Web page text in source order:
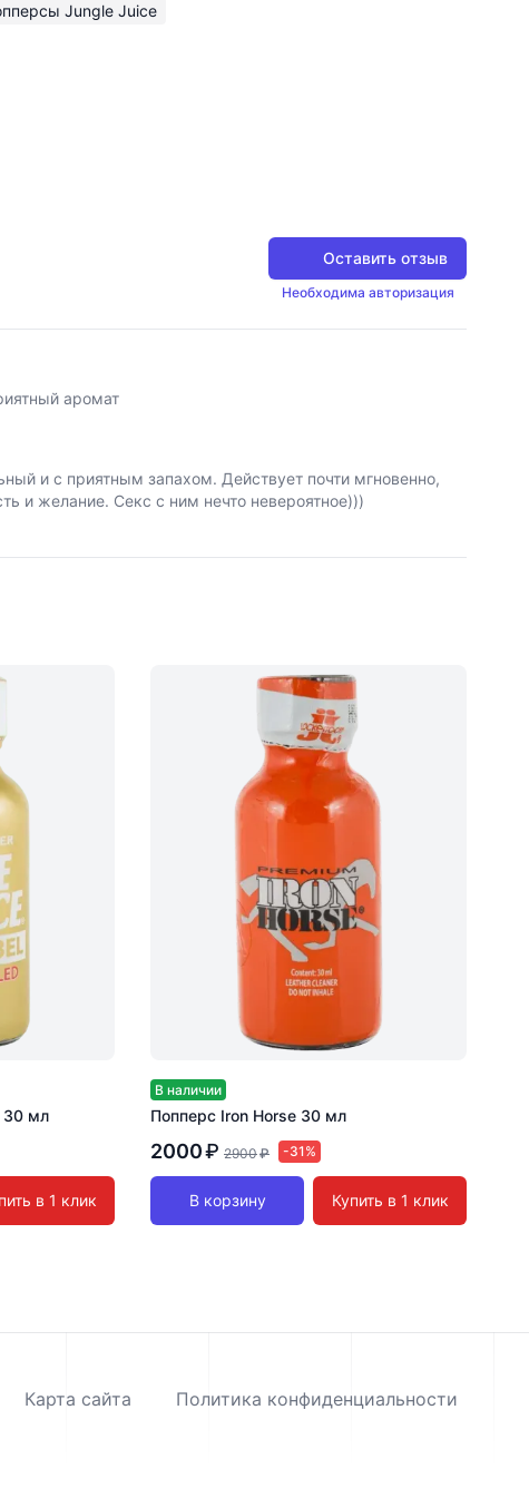
Jungle Juice
Оставить отзыв
Необходима авторизация
аромат
и с приятным запахом. Действует почти мгновенно,
и желание. Секс с ним нечто невероятное)))
30 мл
в 1 клик
В наличии
Попперс Iron Horse 30 мл
2000₽ 2900₽ -31%
В корзину Купить в 1 клик
Карта сайта Политика конфиденциальности